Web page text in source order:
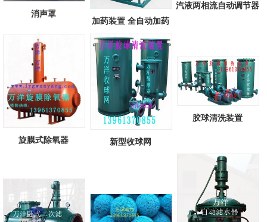
消声罩
加药装置 全自动加药
装置
汽液两相流自动调节器
旋膜式除氧器 新型收球网
胶球清洗装置